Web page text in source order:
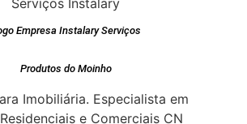
Empresa Instalary Serviços
Produtos do Moinho